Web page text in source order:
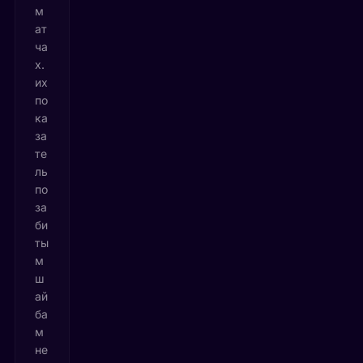
м
ат
ча
х.
их
по
ка
за
те
ль
по
за
би
ты
м
ш
ай
ба
м
не